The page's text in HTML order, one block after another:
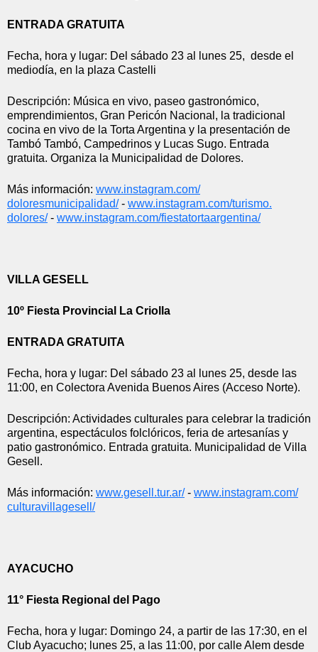
ENTRADA GRATUITA
Fecha, hora y lugar: Del sábado 23 al lunes 25,  desde el
mediodía, en la plaza Castelli
Descripción: Música en vivo, paseo gastronómico,
emprendimientos, Gran Pericón Nacional, la tradicional
cocina en vivo de la Torta Argentina y la presentación de
Tambó Tambó, Campedrinos y Lucas Sugo. Entrada
gratuita. Organiza la Municipalidad de Dolores.
Más información: www.instagram.com/
doloresmunicipalidad/ - www.instagram.com/turismo.
dolores/ - www.instagram.com/fiestatortaargentina/
VILLA GESELL
10º Fiesta Provincial La Criolla
ENTRADA GRATUITA
Fecha, hora y lugar: Del sábado 23 al lunes 25, desde las
11:00, en Colectora Avenida Buenos Aires (Acceso Norte).
Descripción: Actividades culturales para celebrar la tradición
argentina, espectáculos folclóricos, feria de artesanías y
patio gastronómico. Entrada gratuita. Municipalidad de Villa
Gesell.
Más información: www.gesell.tur.ar/ - www.instagram.com/
culturavillagesell/
AYACUCHO
11° Fiesta Regional del Pago
Fecha, hora y lugar: Domingo 24, a partir de las 17:30, en el
Club Ayacucho; lunes 25, a las 11:00, por calle Alem desde